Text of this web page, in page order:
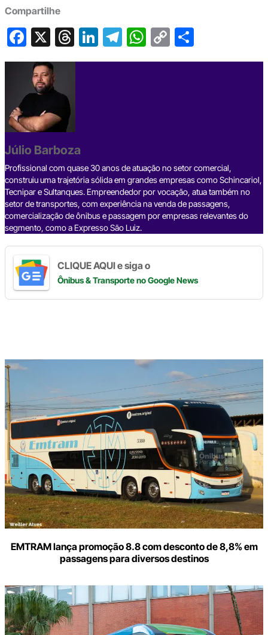
Compartilhe
F
a
c
e
b
o
o
k
X T
hr
s
Li
n
T
el
W
h
C
o
S
h
Júlio Barboza
Profissional com quase 30 anos de atuação no setor comercial,
construiu uma trajetória sólida em grandes empresas como Schincariol,
Tecnipar e Sultanques. Empreendedor por vocação, atua também no
setor de transportes, com experiência na venda de passagens,
comercialização de ônibus e passagem por empresas relevantes do
segmento, como a Expresso São Luiz.
CLIQUE AQUI e siga o
Ônibus & Transporteno Google News
EMTRAM lança promoção 8.8 com desconto de 8,8% em
passagens para diversos destinos
Digite
aqui
o
seu
e-
mail